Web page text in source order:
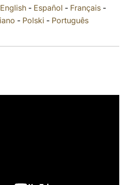
English- Español - Français-
- Polski - Português